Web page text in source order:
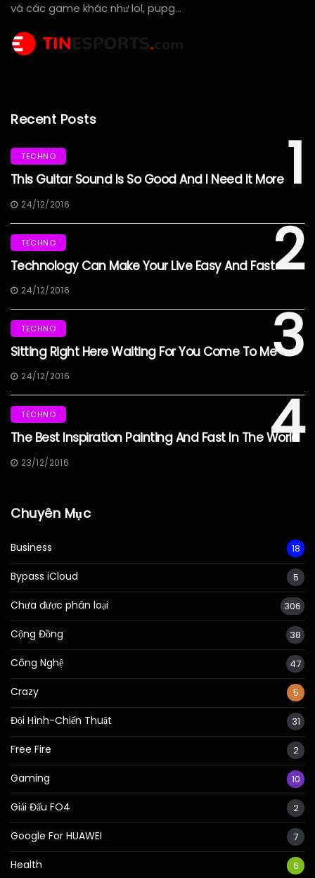
và các game khác như lol, pupg…
Recent Posts
1
TECHNO
This Guitar Sound Is So Good And I Need It More
24/12/2016
2
TECHNO
Technology Can Make Your Live Easy And Fast
24/12/2016
3
TECHNO
Sitting Right Here Waiting For You Come To Me
24/12/2016
4
TECHNO
The Best Inspiration Painting And Fast In The World
23/12/2016
Chuyên Mục
Business 18
Bypass iCloud 5
Chưa được phân loại 306
Cộng Đồng 38
Công Nghệ 47
Crazy 5
Đội Hình-Chiến Thuật 31
Free Fire 2
Gaming 10
Giải Đấu FO4 2
Google For HUAWEI 7
Health 6